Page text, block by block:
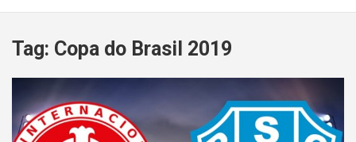
Tag: Copa do Brasil 2019